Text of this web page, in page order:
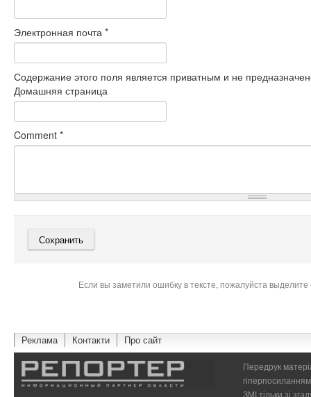
Электронная почта *
Содержание этого поля является приватным и не
Домашняя страница
Comment *
Если вы заметили ошибку в тексте, пожалуйста
Реклама Контакти Про сайт
Передрук
ЗМІ тільки зі